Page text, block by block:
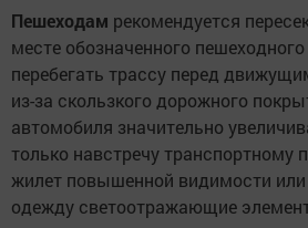
Пешеходам рекомендуется
месте обозначенного
перебегать трассу перед
из-за скользкого дорожного
автомобиля значительно
только навстречу транспортному
жилет повышенной видимости или
одежду светоотражающие